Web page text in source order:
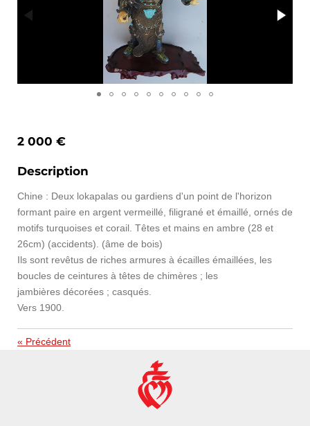
2 000 €
Description
Chine : Deux lokapalas ou gardiens d'un point de l'horizon
formant paire en argent vermeillé, filigrané et émaillé, ornés de
motifs turquoises et corail. Têtes et mains en ambre (28 et
26cm) (accidents). (âme de bois)
Ils sont revêtus de riches armures à écailles émaillées, les
boucles de ceintures à têtes de chimères ; les
jambières décorées ; casqués.
Vers 1900.
« Précédent